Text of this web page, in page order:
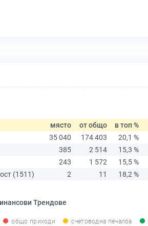
място от общо в топ %
35 040
174 403 20,1 %
385
2 514 15,3 %
243
1 572 15,5 %
(1511)
2 11 18,2 %
Трендове
общо приходи счетоводна печалба